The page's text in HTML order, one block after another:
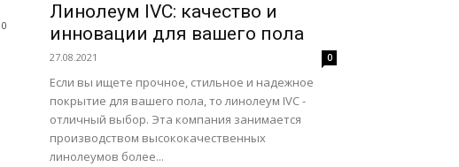
0
Линолеум IVC: качество и
инновации для вашего пола
27.08.2021 0
Если вы ищете прочное, стильное и надежное
покрытие для вашего пола, то линолеум IVC -
отличный выбор. Эта компания занимается
производством высококачественных
линолеумов более...